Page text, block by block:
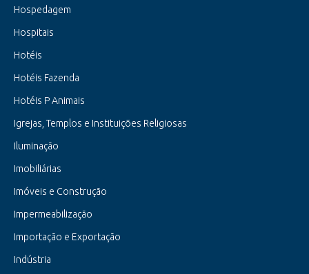
Hospedagem
Hospitais
Hotéis
Hotéis Fazenda
Hotéis P Animais
Igrejas, Templos e Instituições Religiosas
Iluminação
Imobiliárias
Imóveis e Construção
Impermeabilização
Importação e Exportação
Indústria